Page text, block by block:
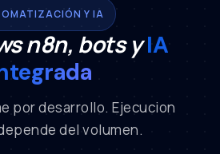
Y IA
n8n, bots yIA
por desarrollo. Ejecucion
del volumen.